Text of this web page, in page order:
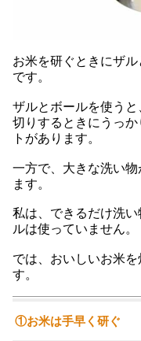
お米を研ぐときにザ
です。
ザルとボールを使う
切りするときにうっ
トがあります。
一方で、大きな洗い
ます。
私は、できるだけ洗
ルは使っていません。
では、おいしいお米
す。
①お米は手早く研ぐ